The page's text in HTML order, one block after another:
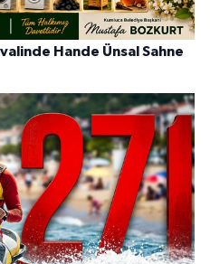
Hande Ünsal Sahne